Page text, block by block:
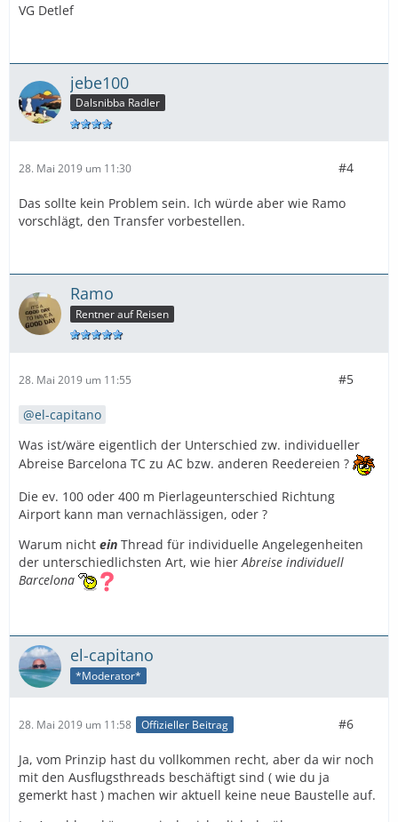
VG Detlef
jebe100
Dalsnibba Radler
28. Mai 2019 um 11:30 #4
Das sollte kein Problem sein. Ich würde aber wie Ramo
vorschlägt, den Transfer vorbestellen.
Ramo
Rentner auf Reisen
28. Mai 2019 um 11:55 #5
el-capitano
Was ist/wäre eigentlich der Unterschied zw. individueller
Abreise Barcelona TC zu AC bzw. anderen Reedereien ?
Die ev. 100 oder 400 m Pierlageunterschied Richtung
Airport kann man vernachlässigen, oder ?
Warum nicht ein Thread für individuelle Angelegenheiten
der unterschiedlichsten Art, wie hierAbreise individuell
Barcelona
el-capitano
*Moderator*
28. Mai 2019 um 11:58 Offizieller Beitrag #6
Ja, vom Prinzip hast du vollkommen recht, aber da wir noch
mit den Ausflugsthreads beschäftigt sind ( wie du ja
gemerkt hast ) machen wir aktuell keine neue Baustelle auf.